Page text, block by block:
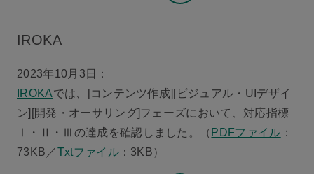
IROKA
2023年10月3日：
IROKAでは、[コンテンツ作成][ビジュアル・UIデザイ
ン][開発・オーサリング]フェーズにおいて、対応指標
Ⅰ・Ⅱ・Ⅲの達成を確認しました。（ PDFファイル ：
73KB／Txtファイル：3KB）